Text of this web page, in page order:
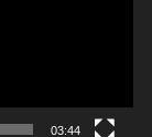
03:44